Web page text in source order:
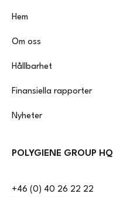
Hem
Om oss
Hållbarhet
Finansiella rapporter
Nyheter
POLYGIENE GROUP HQ
+46 (0) 40 26 22 22